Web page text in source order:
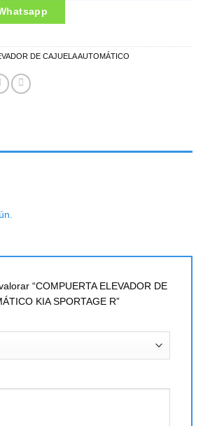
DE CAJUELA AUTOMÁTICO
“COMPUERTA ELEVADOR DE
KIA SPORTAGE R”